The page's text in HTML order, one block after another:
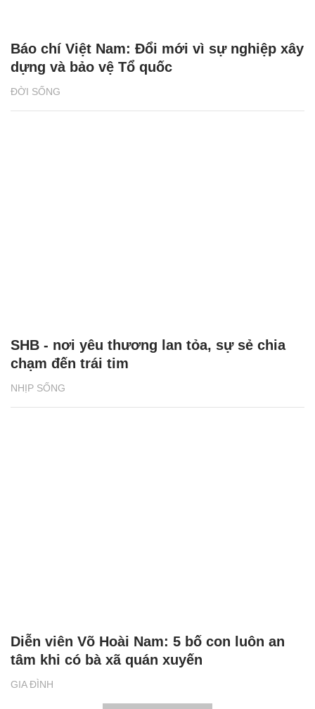
ĐỜI SỐNG
Báo chí Việt Nam: Đổi mới vì sự nghiệp xây
dựng và bảo vệ Tổ quốc
NHỊP SỐNG
SHB - nơi yêu thương lan tỏa, sự sẻ chia
chạm đến trái tim
GIA ĐÌNH
Diễn viên Võ Hoài Nam: 5 bố con luôn an
tâm khi có bà xã quán xuyến